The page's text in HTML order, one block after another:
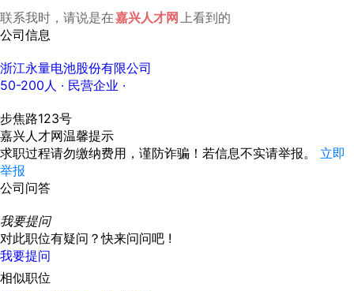
联系我时，请说是在嘉兴人才网 上看到的
公司信息
浙江永量电池股份有限公司
50-200人 · 民营企业 ·
步焦路123号
嘉兴人才网温馨提示
求职过程请勿缴纳费用，谨防诈骗！若信息不实请举报。 立即
举报
公司问答
我要提问
对此职位有疑问？快来问问吧 !
我要提问
相似职位